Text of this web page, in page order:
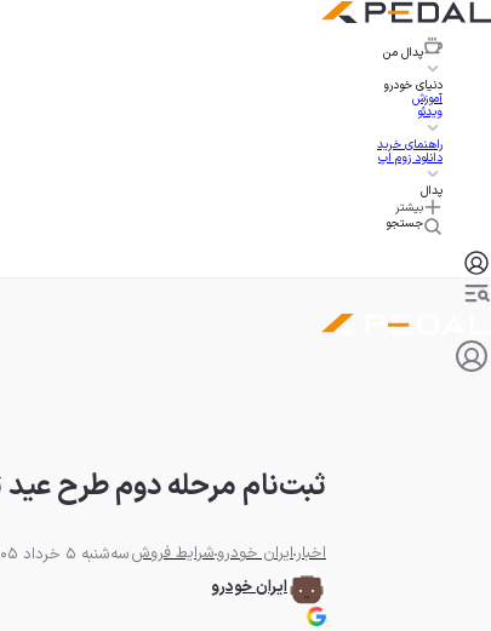
پدال من
دنیای خودرو
آموزش
ویدئو
راهنمای خرید
دانلود زوم اپ
پدال
بیشتر
جستجو
ثبت‌نام مرحله دوم طرح
اخبارایران خودروشرایط فروشسه‌شنبه 5 خرداد 1405 - 11:14
ایران خودرو